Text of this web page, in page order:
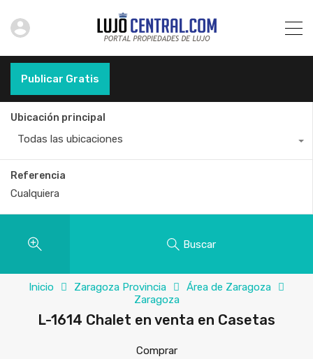
Publicar Gratis
Ubicación principal
Todas las ubicaciones
Referencia
Buscar
Inicio Zaragoza Provincia
Área de Zaragoza
Zaragoza
L-1614 Chalet en venta en Casetas
Comprar